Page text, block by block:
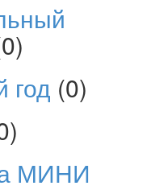
год (0)
МИНИ